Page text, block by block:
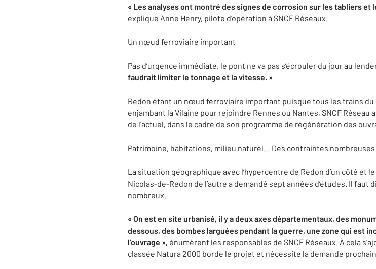
« Les analyses ont montré des signes de corrosion sur les tabliers et
explique Anne Henry, pilote d’opération à SNCF Réseaux.
Un nœud ferroviaire important
Pas d’urgence immédiate, le pont ne va pas s’écrouler du jour au
faudrait limiter le tonnage et la vitesse. »
Redon étant un nœud ferroviaire important puisque tous les trains du
enjambant la Vilaine pour rejoindre Rennes ou Nantes, SNCF
de l’actuel, dans le cadre de son programme de régénération des
Patrimoine, habitations, milieu naturel… Des contraintes nombreuses
La situation géographique avec l’hypercentre de Redon d’un côté et
Nicolas-de-Redon de l’autre a demandé sept années d’études. Il
nombreux.
« On est en site urbanisé, il y a deux axes départementaux, des
dessous, des bombes larguées pendant la guerre, une zone qui est
l’ouvrage », énumèrent les responsables de SNCF Réseaux. À cela
classée Natura 2000 borde le projet et nécessite la demande